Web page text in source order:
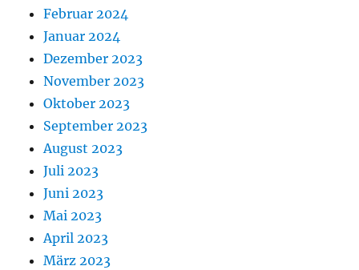
Februar 2024
Januar 2024
Dezember 2023
November 2023
Oktober 2023
September 2023
August 2023
Juli 2023
Juni 2023
Mai 2023
April 2023
März 2023